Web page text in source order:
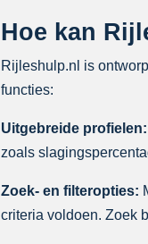
Hoe kan
Rijleshulp.nl is
functies:
Uitgebreide profielen:
zoals
Zoek- en filteropties:
criteria voldoen. Zoek